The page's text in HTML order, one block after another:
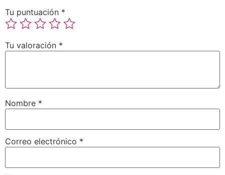
Tu puntuación *
Tu valoración *
Nombre *
Correo electrónico *